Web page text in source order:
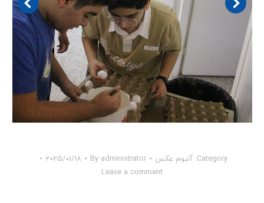
Category: آلبوم عکس By administrator
2025/01/18
Leave a comment